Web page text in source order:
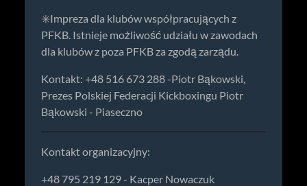
✳️Impreza dla klubów współpracujących z
PFKB. Istnieje możliwość udziału w zawodach
dla klubów z poza PFKB za zgodą zarządu.
Kontakt: +48 516 673 288 -Piotr Bąkowski,
Prezes Polskiej Federacji Kickboxingu Piotr
Bąkowski - Piaseczno
Kontakt organizacyjny:
+48 795 219 129 - Kacper Nowaczuk